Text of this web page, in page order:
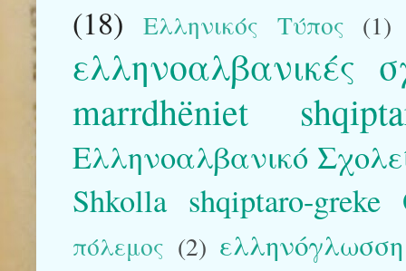
(18)
Ελληνικός Τύπος (1)
ελληνοαλβανικές
marrdhëniet
Ελληνοαλβανικό
Shkolla shqiptaro-greke
πόλεμος (2)